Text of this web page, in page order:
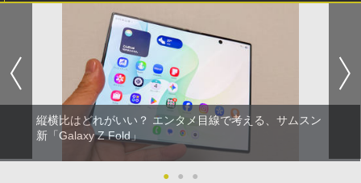
縦横比はどれがいい？ エンタメ目線で考える、サムスン
新「Galaxy Z Fold」
● ● ●